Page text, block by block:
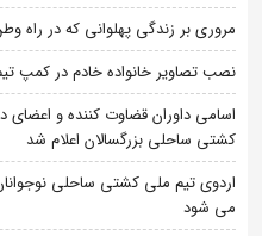
مروری بر زندگی پهلوانی که در راه
نصب تصاویر خانواده خادم در کمپ
اسامی داوران قضاوت کننده و اعضای
کشتی ساحلی بزرگسالان اعلام شد
می شود